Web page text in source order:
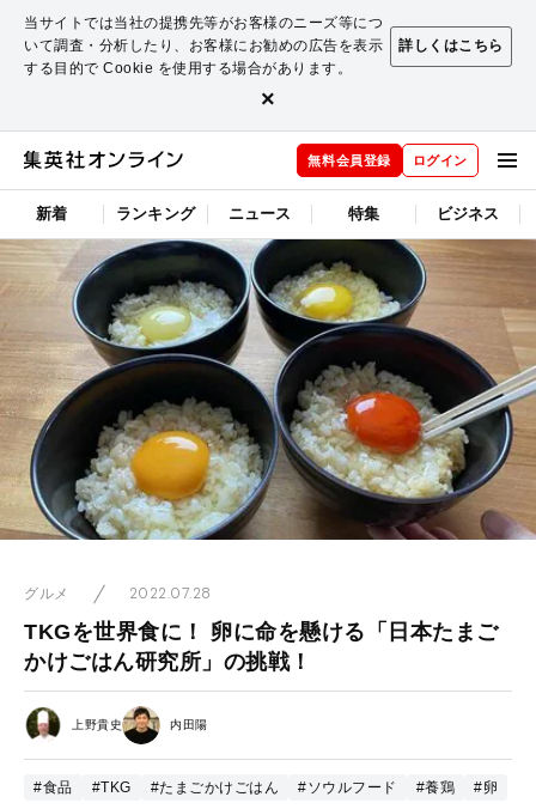
当サイトでは当社の提携先等がお客様のニーズ等につ
いて調査・分析したり、お客様にお勧めの広告を表示
する目的で Cookie を使用する場合があります。
詳しくはこちら
×
無料会員登録 ログイン
新着 ランキング ニュース 特集 ビジネス
グルメ 2022.07.28
TKGを世界食に！ 卵に命を懸ける「日本たまご
かけごはん研究所」の挑戦！
上野貴史 内田陽
#食品 #TKG #たまごかけごはん #ソウルフード #養鶏 #卵